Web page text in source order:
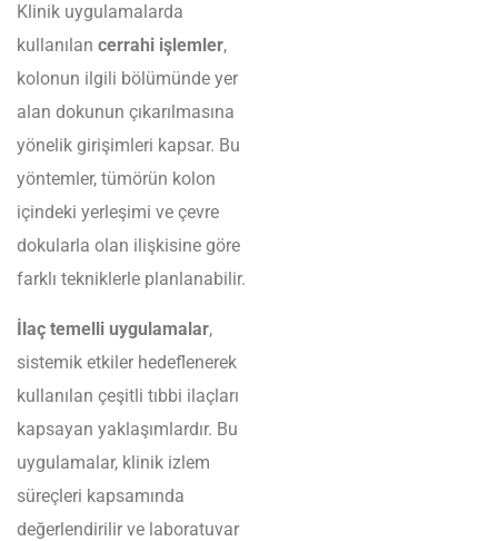
Klinik uygulamalarda
kullanılan cerrahi işlemler,
kolonun ilgili bölümünde yer
alan dokunun çıkarılmasına
yönelik girişimleri kapsar. Bu
yöntemler, tümörün kolon
içindeki yerleşimi ve çevre
dokularla olan ilişkisine göre
farklı tekniklerle planlanabilir.
İlaç temelli uygulamalar,
sistemik etkiler hedeflenerek
kullanılan çeşitli tıbbi ilaçları
kapsayan yaklaşımlardır. Bu
uygulamalar, klinik izlem
süreçleri kapsamında
değerlendirilir ve laboratuvar